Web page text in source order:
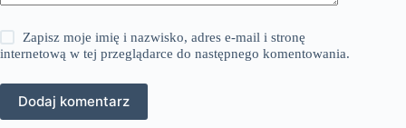
Zapisz moje imię i nazwisko, adres e-mail i stronę
internetową w tej przeglądarce do następnego komentowania.
Dodaj komentarz